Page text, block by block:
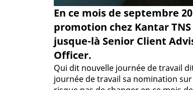
En ce mois de septembre
promotion chez Kantar
jusque-là Senior Client
Officer.
Qui dit nouvelle journée de travail
journée de travail sa nomination